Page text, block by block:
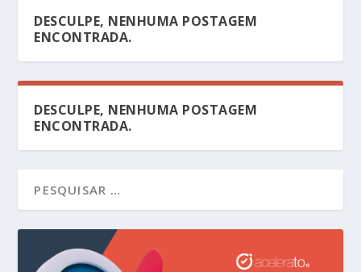
DESCULPE, NENHUMA POSTAGEM
ENCONTRADA.
DESCULPE, NENHUMA POSTAGEM
ENCONTRADA.